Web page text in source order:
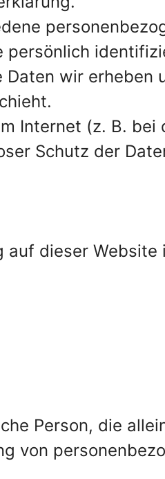
persönlich
wir erheben
Internet (z. B. bei
Schutz der
auf dieser Website
Person, die
von